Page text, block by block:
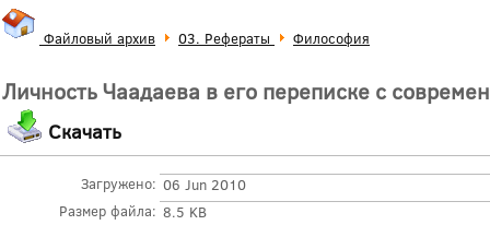
Файловый архив 03. Рефераты Философия
Личность Чаадаева в его переписке с
Скачать
Загружено: 06 Jun 2010
Размер файла: 8.5 KB